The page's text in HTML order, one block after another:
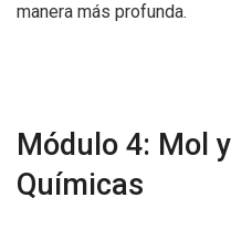
manera más profunda.
Módulo 4: Mol
Químicas